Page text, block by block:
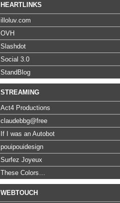
HEARTLINKS
illoluv.com
OVH
Slashdot
Social 3.0
StandBlog
STREAMING
Act4 Productions
claudebbg@free
If I was an Autobot
pouipouidesign
Surfez Joyeux
These Colors…
WEBTOUCH